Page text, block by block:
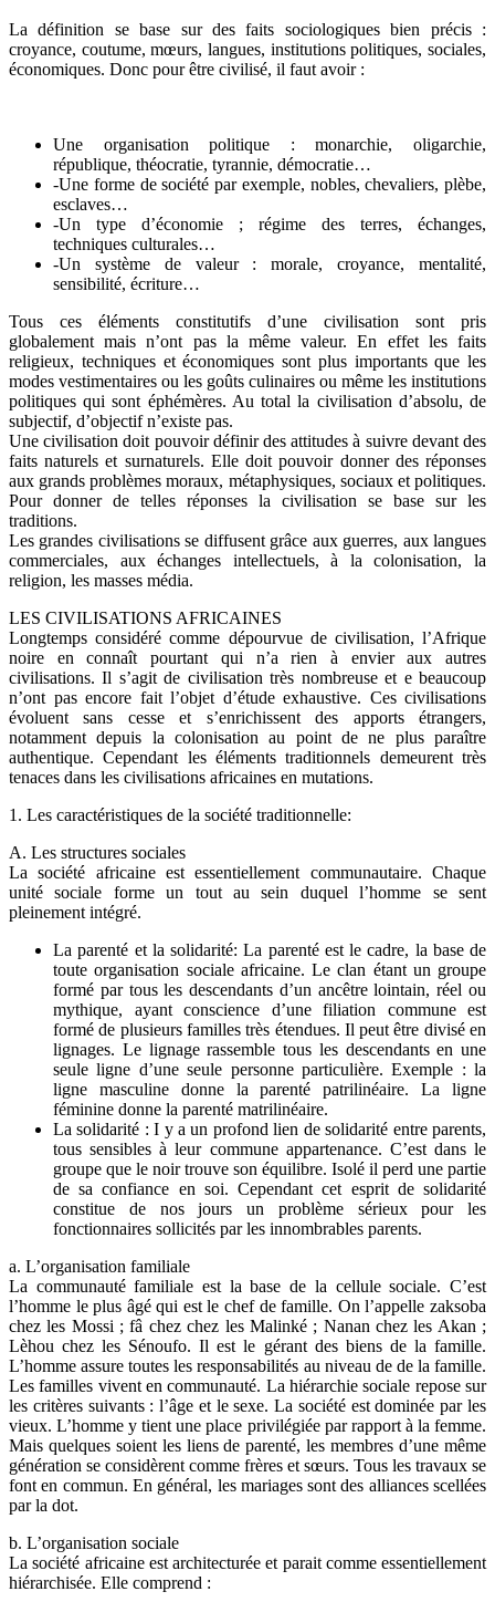
La définition se base sur des faits sociologiques bien précis :
croyance, coutume, mœurs, langues, institutions politiques, sociales,
économiques. Donc pour être civilisé, il faut avoir :
Une organisation politique : monarchie, oligarchie,
république, théocratie, tyrannie, démocratie…
-Une forme de société par exemple, nobles, chevaliers, plèbe,
esclaves…
-Un type d’économie ; régime des terres, échanges,
techniques culturales…
-Un système de valeur : morale, croyance, mentalité,
sensibilité, écriture…
Tous ces éléments constitutifs d’une civilisation sont pris
globalement mais n’ont pas la même valeur. En effet les faits
religieux, techniques et économiques sont plus importants que les
modes vestimentaires ou les goûts culinaires ou même les institutions
politiques qui sont éphémères. Au total la civilisation d’absolu, de
subjectif, d’objectif n’existe pas.
Une civilisation doit pouvoir définir des attitudes à suivre devant des
faits naturels et surnaturels. Elle doit pouvoir donner des réponses
aux grands problèmes moraux, métaphysiques, sociaux et politiques.
Pour donner de telles réponses la civilisation se base sur les
traditions.
Les grandes civilisations se diffusent grâce aux guerres, aux langues
commerciales, aux échanges intellectuels, à la colonisation, la
religion, les masses média.
LES CIVILISATIONS AFRICAINES
Longtemps considéré comme dépourvue de civilisation, l’Afrique
noire en connaît pourtant qui n’a rien à envier aux autres
civilisations. Il s’agit de civilisation très nombreuse et e beaucoup
n’ont pas encore fait l’objet d’étude exhaustive. Ces civilisations
évoluent sans cesse et s’enrichissent des apports étrangers,
notamment depuis la colonisation au point de ne plus paraître
authentique. Cependant les éléments traditionnels demeurent très
tenaces dans les civilisations africaines en mutations.
1. Les caractéristiques de la société traditionnelle:
A. Les structures sociales
La société africaine est essentiellement communautaire. Chaque
unité sociale forme un tout au sein duquel l’homme se sent
pleinement intégré.
La parenté et la solidarité: La parenté est le cadre, la base de
toute organisation sociale africaine. Le clan étant un groupe
formé par tous les descendants d’un ancêtre lointain, réel ou
mythique, ayant conscience d’une filiation commune est
formé de plusieurs familles très étendues. Il peut être divisé en
lignages. Le lignage rassemble tous les descendants en une
seule ligne d’une seule personne particulière. Exemple : la
ligne masculine donne la parenté patrilinéaire. La ligne
féminine donne la parenté matrilinéaire.
La solidarité : I y a un profond lien de solidarité entre parents,
tous sensibles à leur commune appartenance. C’est dans le
groupe que le noir trouve son équilibre. Isolé il perd une partie
de sa confiance en soi. Cependant cet esprit de solidarité
constitue de nos jours un problème sérieux pour les
fonctionnaires sollicités par les innombrables parents.
a. L’organisation familiale
La communauté familiale est la base de la cellule sociale. C’est
l’homme le plus âgé qui est le chef de famille. On l’appelle zaksoba
chez les Mossi ; fâ chez chez les Malinké ; Nanan chez les Akan ;
Lèhou chez les Sénoufo. Il est le gérant des biens de la famille.
L’homme assure toutes les responsabilités au niveau de de la famille.
Les familles vivent en communauté. La hiérarchie sociale repose sur
les critères suivants : l’âge et le sexe. La société est dominée par les
vieux. L’homme y tient une place privilégiée par rapport à la femme.
Mais quelques soient les liens de parenté, les membres d’une même
génération se considèrent comme frères et sœurs. Tous les travaux se
font en commun. En général, les mariages sont des alliances scellées
par la dot.
b. L’organisation sociale
La société africaine est architecturée et parait comme essentiellement
hiérarchisée. Elle comprend :